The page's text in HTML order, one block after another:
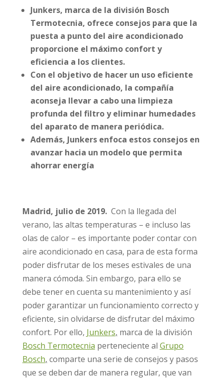
Junkers, marca de la división Bosch
Termotecnia, ofrece consejos para que la
puesta a punto del aire acondicionado
proporcione el máximo confort y
eficiencia a los clientes.
Con el objetivo de hacer un uso eficiente
del aire acondicionado, la compañía
aconseja llevar a cabo una limpieza
profunda del filtro y eliminar humedades
del aparato de manera periódica.
Además, Junkers enfoca estos consejos en
avanzar hacia un modelo que permita
ahorrar energía
Madrid, julio de 2019. Con la llegada del
verano, las altas temperaturas – e incluso las
olas de calor – es importante poder contar con
aire acondicionado en casa, para de esta forma
poder disfrutar de los meses estivales de una
manera cómoda. Sin embargo, para ello se
debe tener en cuenta su mantenimiento y así
poder garantizar un funcionamiento correcto y
eficiente, sin olvidarse de disfrutar del máximo
confort. Por ello, Junkers, marca de la división
Bosch Termotecnia perteneciente al Grupo
Bosch, comparte una serie de consejos y pasos
que se deben dar de manera regular, que van